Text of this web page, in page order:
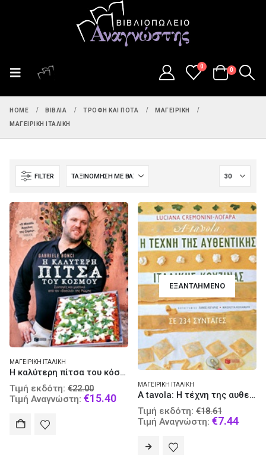
0
0
HOME ΒΙΒΛΊΑ ΤΡΟΦΉ ΚΑΙ ΠΟΤΆ ΜΑΓΕΙΡΙΚΉ
ΜΑΓΕΙΡΙΚΉ ΙΤΑΛΙΚΉ
FILTER
ΜΑΓΕΙΡΙΚΉ ΙΤΑΛΙΚΉ
Η καλύτερη πίτσα του κόσμου
Τιμή εκδότη: €22.00
price
Τιμή Αναγνώστη: €15.40Current
price
€15.40.
ΕΞΑΝΤΛΗΜΈΝΟ
ΜΑΓΕΙΡΙΚΉ ΙΤΑΛΙΚΉ
A tavola: Η τέχνη της αυθεντικής ιταλικής κουζίνας σε 234 συνταγές
Τιμή εκδότη: €18.61
price
Τιμή Αναγνώστη: €7.44